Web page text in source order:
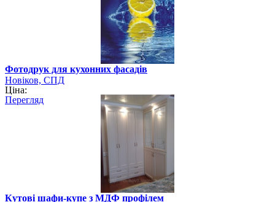
Фотодрук для кухонних фасадів
Новіков, СПД
Ціна:
Перегляд
Кутові шафи-купе з МДФ профілем